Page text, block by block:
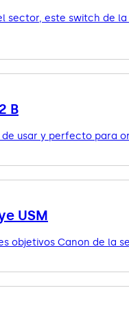
sector, este switch de
B
usar y perfecto para
USM
objetivos Canon de la